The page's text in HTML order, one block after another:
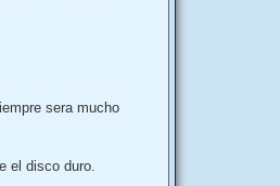
sera mucho
el disco duro.